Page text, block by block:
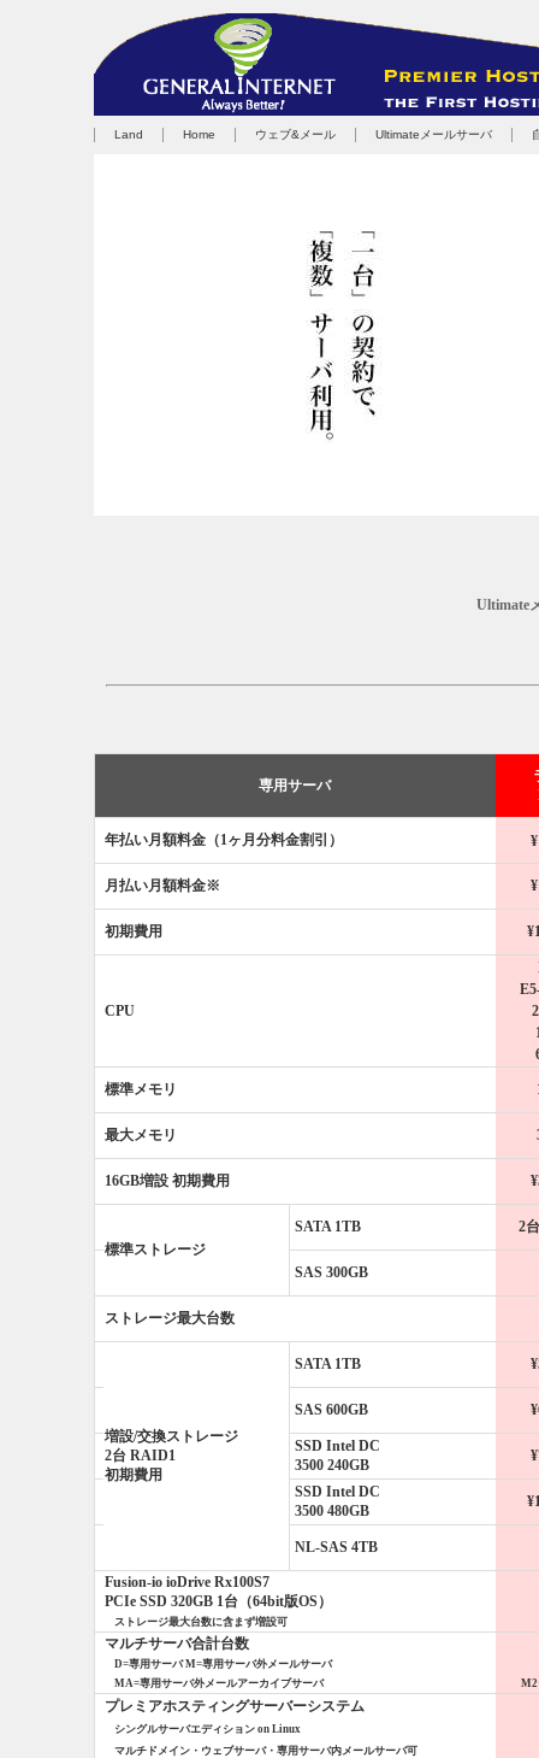
Land Home ウェブ&メール Ultimateメールサーバ
Ultimate
専用サーバ
年払い月額料金（1ヶ月分料金割引）
月払い月額料金※
初期費用
CPU
標準メモリ
最大メモリ
16GB増設 初期費用
標準ストレージ
SATA 1TB 2
SAS 300GB
ストレージ最大台数
増設/交換ストレージ
2台 RAID1
初期費用
SATA 1TB
SAS 600GB
SSD Intel DC
3500240GB
SSD Intel DC
3500480GB
NL-SAS 4TB
Fusion-io ioDrive Rx100S7
PCIe SSD 320GB 1台（64bit版OS）
ストレージ最大台数に含まず増設可
マルチサーバ合計台数
D=専用サーバM=専用サーバ外メールサーバ
MA=専用サーバ外メールアーカイブサーバ
M2
プレミアホスティングサーバーシステム
シングルサーバエディション on Linux
マルチドメイン・ウェブサーバ・専用サーバ内メールサーバ可